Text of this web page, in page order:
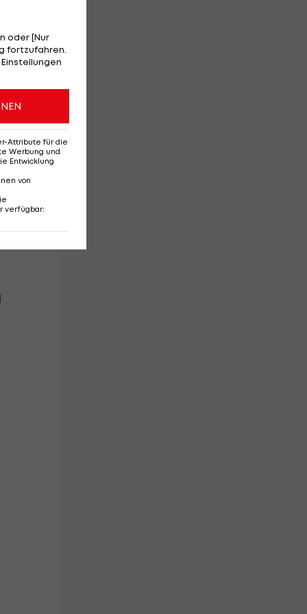
oder [Nur
fortzufahren.
Attribute für die
Werbung und
Entwicklung
von
verfügbar: